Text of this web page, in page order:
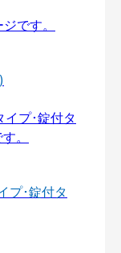
プ･錠付タ